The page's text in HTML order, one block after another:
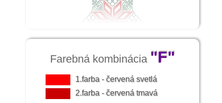
Farebná kombinácia "F"
1.farba - červená svetlá
2.farba - červená tmavá